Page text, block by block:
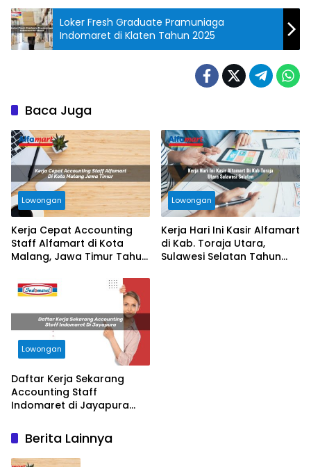
Loker Fresh Graduate Pramuniaga
Indomaret di Klaten Tahun 2025
Baca Juga
Lowongan
Kerja Cepat Accounting
Staff Alfamart di Kota
Malang, Jawa Timur Tahun
Lowongan
Kerja Hari Ini Kasir Alfamart
di Kab. Toraja Utara,
Sulawesi Selatan Tahun
Lowongan
Daftar Kerja Sekarang
Accounting Staff
Indomaret di Jayapura
Berita Lainnya